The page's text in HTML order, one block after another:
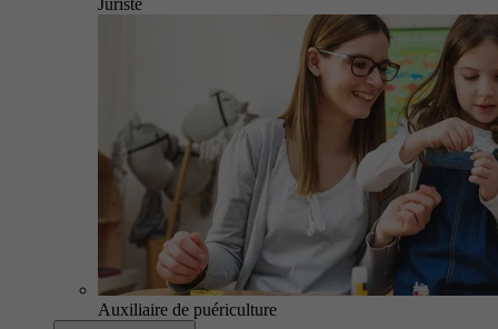
Juriste
Auxiliaire de puériculture